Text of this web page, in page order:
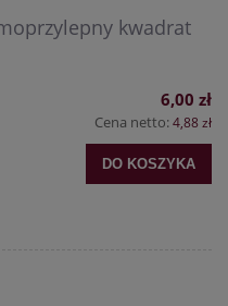
kwadrat
6,00 zł
Cena netto:4,88 zł
DO KOSZYKA